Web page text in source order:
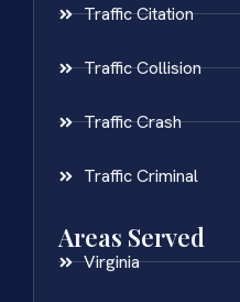
Traffic Citation
Traffic Collision
Traffic Crash
Traffic Criminal
Areas Served
Virginia